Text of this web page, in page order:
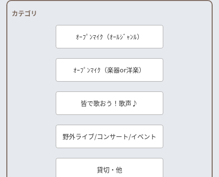
カテゴリ
ｵｰﾌﾟﾝﾏｲｸ（ｵｰﾙｼﾞｬﾝﾙ）
ｵｰﾌﾟﾝﾏｲｸ（楽器or洋楽）
皆で歌おう！歌声♪
野外ライブ/コンサート/イベント
貸切・他